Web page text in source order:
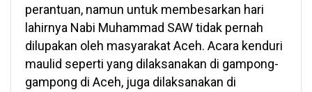
perantuan, namun untuk membesarkan hari
lahirnya Nabi Muhammad SAW tidak pernah
dilupakan oleh masyarakat Aceh. Acara kenduri
maulid seperti yang dilaksanakan di gampong-
gampong di Aceh, juga dilaksanakan di